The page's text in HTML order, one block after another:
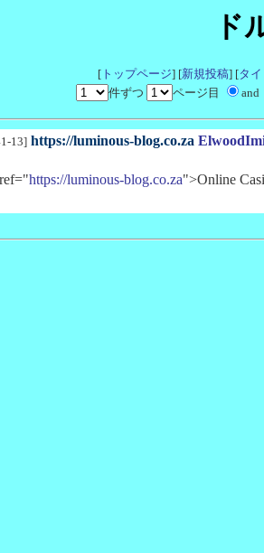
ド
[トップページ] [新規投稿] [タ
件ずつ
ページ目 and
13] https://luminous-blog.co.za
https://luminous-blog.co.za">Online